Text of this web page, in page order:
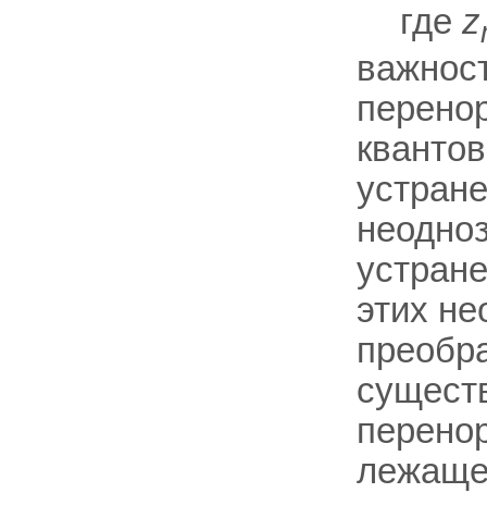
где z
этих